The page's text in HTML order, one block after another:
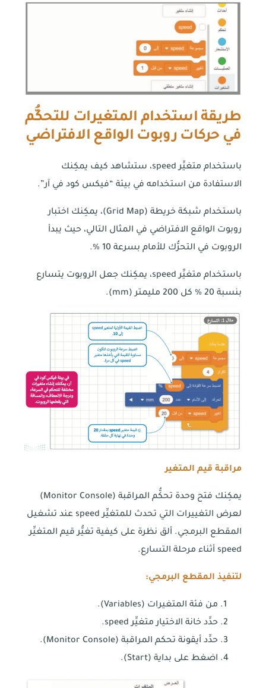
طريقة استخدام المتغيرات للتحكُّم
في حركات روبوت الواقع الافتراضي
باستخدام متغيِّر speed، ستشاهد كيف يمكِنك
الاستفادة من استخدامه في بيئة “فيكس كود في آر”.
باستخدام شبكة خريطة (Grid Map)، يمكِنك اختبار
روبوت الواقع الافتراضي في المثال التالي، حيث يبدأ
الروبوت في التحرُّك للأمام بسرعة 10 %.
باستخدام متغيِّر speed، يمكِنك جعل الروبوت يتسارع
بنسبة 20 % كل 200 مليمتر (mm).
مراقبة قيم المتغير
يمكِنك فتح وحدة تحكُّم المراقبة (Monitor Console)
لعرض التغييرات التي تحدث للمتغيِّر speed عند تشغيل
المقطع البرمجي. ألق نظرة على كيفية تغيُّر قيم المتغيِّر
speed أثناء مرحلة التسارع.
لتنفيذ المقطع البرمجي:
من فئة المتغيرات (Variables).
حدِّد خانة الاختيار متغيِّر speed.
حدِّد أيقونة تحكم المراقبة (Monitor Console).
اضغط على بداية (Start).